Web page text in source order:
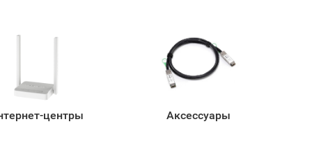
центры Аксессуары